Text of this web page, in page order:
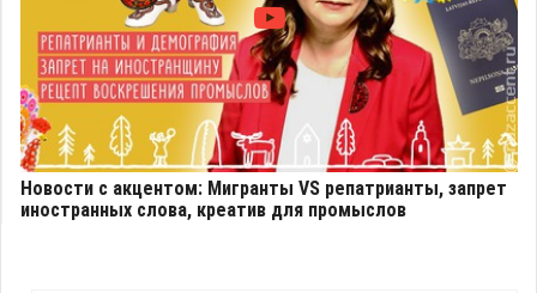
Новости с акцентом: Мигранты VS репатрианты, запрет
иностранных слова, креатив для промыслов